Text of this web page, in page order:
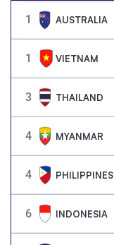
1 AUSTRALIA
1 VIETNAM
3 THAILAND
4 MYANMAR
4 PHILIPPINES
6 INDONESIA